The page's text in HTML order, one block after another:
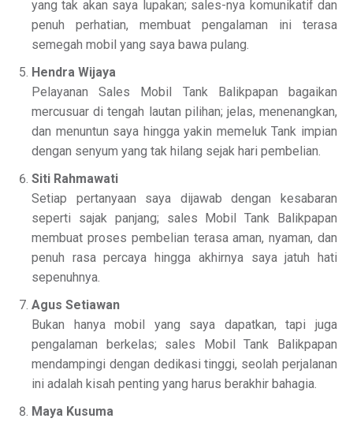
yang tak akan saya lupakan; sales-nya komunikatif dan
penuh perhatian, membuat pengalaman ini terasa
semegah mobil yang saya bawa pulang.
Hendra Wijaya
Pelayanan Sales Mobil Tank Balikpapan bagaikan
mercusuar di tengah lautan pilihan; jelas, menenangkan,
dan menuntun saya hingga yakin memeluk Tank impian
dengan senyum yang tak hilang sejak hari pembelian.
Siti Rahmawati
Setiap pertanyaan saya dijawab dengan kesabaran
seperti sajak panjang; sales Mobil Tank Balikpapan
membuat proses pembelian terasa aman, nyaman, dan
penuh rasa percaya hingga akhirnya saya jatuh hati
sepenuhnya.
Agus Setiawan
Bukan hanya mobil yang saya dapatkan, tapi juga
pengalaman berkelas; sales Mobil Tank Balikpapan
mendampingi dengan dedikasi tinggi, seolah perjalanan
ini adalah kisah penting yang harus berakhir bahagia.
Maya Kusuma